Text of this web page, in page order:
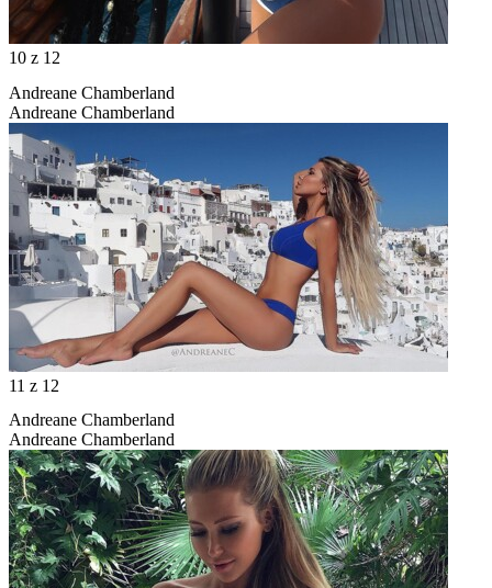
10 z 12
Andreane Chamberland
Andreane Chamberland
11 z 12
Andreane Chamberland
Andreane Chamberland